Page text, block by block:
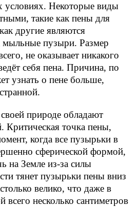
условиях. Некоторые виды
такие как пены для
другие являются
пузыри. Размер
не оказывает никакого
себя пена. Причина, по
узнать о пене больше,
природе обладают
точка пены,
когда все пузырьки в
сферической формой,
на Земле из-за силы
тянет пузырьки пены вниз
велико, что даже в
несколько сантиметров